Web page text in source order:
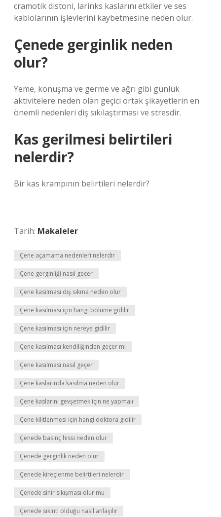
cramotik distoni, larinks kaslarını etkiler ve ses
kablolarının işlevlerini kaybetmesine neden olur.
Çenede gerginlik neden
olur?
Yeme, konuşma ve germe ve ağrı gibi günlük
aktivitelere neden olan geçici ortak şikayetlerin en
önemli nedenleri diş sıkılaştırması ve stresdir.
Kas gerilmesi belirtileri
nelerdir?
Bir kas krampının belirtileri nelerdir?
Tarih: Makaleler
Çene açamama nedenleri nelerdir
Çene gerginliği nasıl geçer
Çene kasılması diş sıkma neden olur
Çene kasılması için hangi bölüme gidilir
Çene kasılması için nereye gidilir
Çene kasılması kendiliğinden geçer mi
Çene kasılması nasıl geçer
Çene kaslarında kasılma neden olur
Çene kaslarını gevşetmek için ne yapmalı
Çene kilitlenmesi için hangi doktora gidilir
Çenede basınç hissi neden olur
Çenede gerginlik neden olur
Çenede kireçlenme belirtileri nelerdir
Çenede sinir sıkışması olur mu
Çenede sıkıntı olduğu nasıl anlaşılır